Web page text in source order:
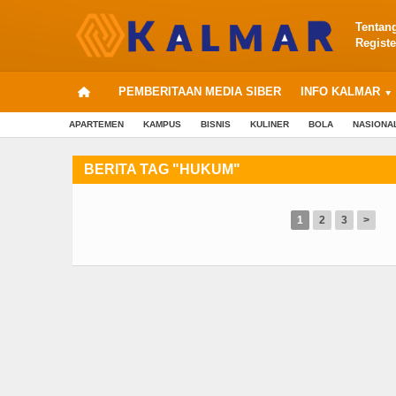
PEMBERITAAN MEDIA SIBER INFO KALMAR
APARTEMEN KAMPUS BISNIS KULINER BOLA
BERITA TAG "HUKUM"
1 2 3 >